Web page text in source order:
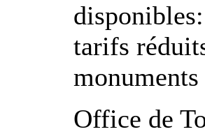
tarifs
Office de